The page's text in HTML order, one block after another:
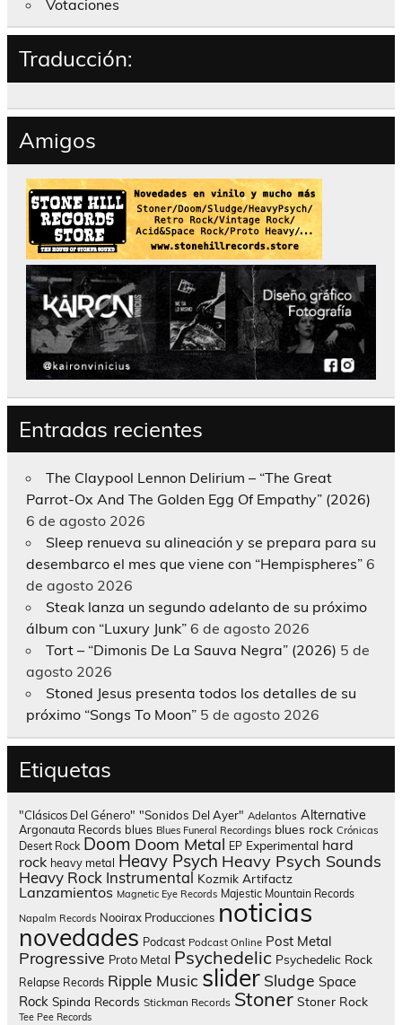
Votaciones
Traducción:
Amigos
Entradas recientes
The Claypool Lennon Delirium – “The Great
Parrot-Ox And The Golden Egg Of Empathy” (2026)
6 de agosto 2026
Sleep renueva su alineación y se prepara para su
desembarco el mes que viene con “Hempispheres” 6
de agosto 2026
Steak lanza un segundo adelanto de su próximo
álbum con “Luxury Junk” 6 de agosto 2026
Tort – “Dimonis De La Sauva Negra” (2026) 5 de
agosto 2026
Stoned Jesus presenta todos los detalles de su
próximo “Songs To Moon” 5 de agosto 2026
Etiquetas
"Clásicos Del Género" "Sonidos Del Ayer" Adelantos Alternative
Argonauta Records blues Blues Funeral Recordings blues rock Crónicas
Desert Rock Doom Doom Metal EP Experimental hard
rock heavy metal Heavy Psych Heavy Psych Sounds
Heavy Rock Instrumental Kozmik Artifactz
Lanzamientos Magnetic Eye Records Majestic Mountain Records
Napalm Records Nooirax Producciones noticias
novedades Podcast Podcast Online Post Metal
Progressive Proto Metal Psychedelic Psychedelic Rock
Relapse Records Ripple Music slider Sludge Space
Rock Spinda Records Stickman Records Stoner Stoner Rock
Tee Pee Records